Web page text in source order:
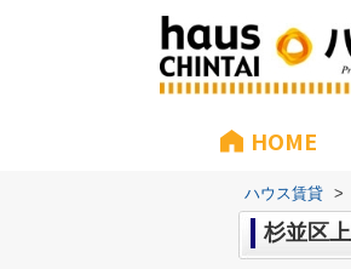
HOME
ハウス賃貸 >
杉並区